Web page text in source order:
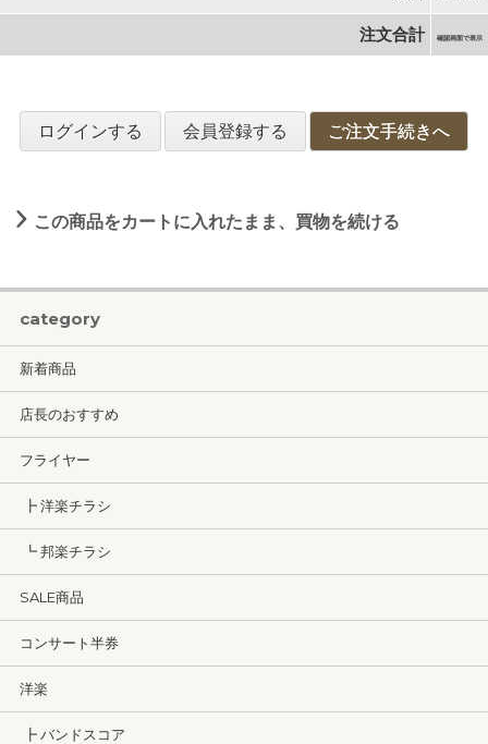
注文合計 確認画面で表示
ログインする 会員登録する ご注文手続きへ
この商品をカートに入れたまま、買物を続ける
category
新着商品
店長のおすすめ
フライヤー
┣ 洋楽チラシ
┗ 邦楽チラシ
SALE商品
コンサート半券
洋楽
┣ バンドスコア